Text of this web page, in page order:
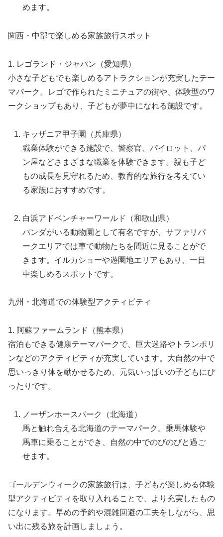
めます。
関西・中部で楽しめる家族旅行スポット
1. レゴランド・ジャパン（愛知県）
小さな子どもでも楽しめるアトラクションが充実したテー
マパーク。レゴで作られたミニチュアの街や、体験型のワ
ークショップもあり、子どもが夢中になれる施設です。
キッザニア甲子園（兵庫県）
職業体験ができる施設で、警察官、パイロット、パ
ン屋などさまざまな職業を体験できます。親も子ど
もの成長を見守れるため、教育的な旅行を考えてい
る家族におすすめです。
白浜アドベンチャーワールド（和歌山県）
パンダがいる動物園として有名ですが、サファリパ
ークエリアでは車で動物たちを間近に見ることがで
きます。イルカショーや遊園地エリアもあり、一日
中楽しめるスポットです。
九州・北海道での体験型アクティビティ
1. 阿蘇ファームランド（熊本県）
宿泊もできる健康テーマパークで、巨大迷路やトランポリ
ンなどのアクティビティが充実しています。大自然の中で
思いっきり体を動かせるため、元気いっぱいの子どもにぴ
ったりです。
ノーザンホースパーク（北海道）
馬と触れ合える北海道のテーマパーク。乗馬体験や
馬車に乗ることができ、自然の中でのびのびと過ご
せます。
ゴールデンウィークの家族旅行は、子どもが楽しめる体験
型アクティビティを取り入れることで、より充実したもの
になります。早めの予約や混雑回避の工夫をしながら、思
い出に残る旅を計画しましょう。